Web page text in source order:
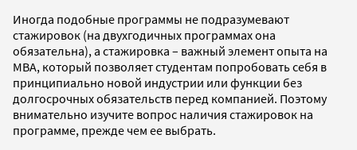
Иногда подобные программы не подразумевают
стажировок (на двухгодичных программах она
обязательна), а стажировка – важный элемент опыта на
MBA, который позволяет студентам попробовать себя в
принципиально новой индустрии или функции без
долгосрочных обязательств перед компанией. Поэтому
внимательно изучите вопрос наличия стажировок на
программе, прежде чем ее выбрать.